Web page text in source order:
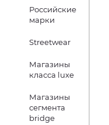
Российские
марки
Streetwear
Магазины
класса luxe
Магазины
сегмента
bridge